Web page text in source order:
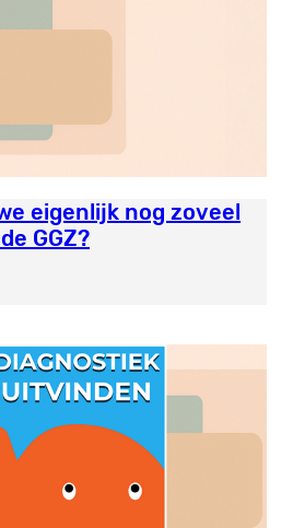
eigenlijk nog zoveel
GGZ?